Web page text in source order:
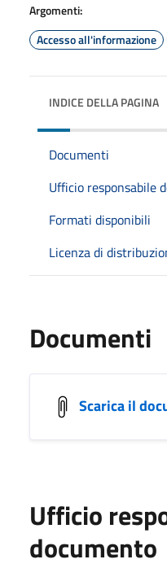
Argomenti:
Accesso all'informazione
INDICE DELLA PAGINA
Documenti
Ufficio responsabile
Formati disponibili
Licenza di
Documenti
Scarica il
Ufficio
documento